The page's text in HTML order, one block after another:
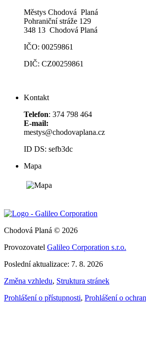
Městys Chodová Planá
Pohraniční stráže 129
348 13 Chodová Planá
IČO: 00259861
DIČ: CZ00259861
Kontakt
Telefon: 374 798 464
E-mail:
mestys@chodovaplana.cz
ID DS: sefb3dc
Mapa
Chodová Planá © 2026
Provozovatel Galileo Corporation s.r.o.
Poslední aktualizace: 7. 8. 2026
Změna vzhledu, Struktura stránek
Prohlášení o přístupnosti, Prohlášení o